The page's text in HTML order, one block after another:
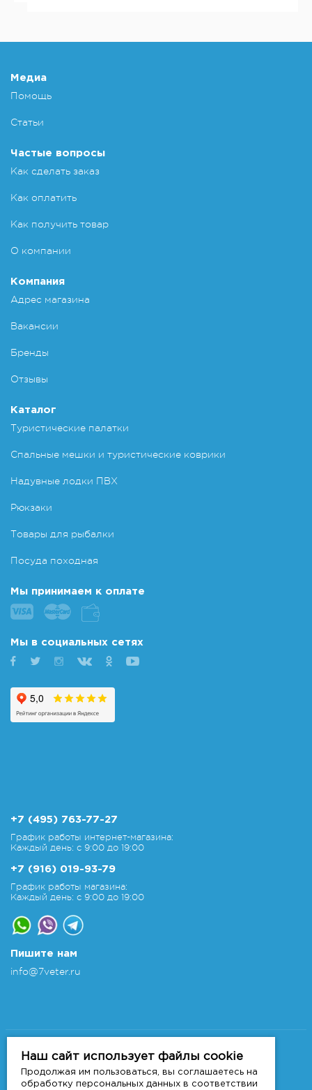
Медиа
Помощь
Статьи
Частые вопросы
Как сделать заказ
Как оплатить
Как получить товар
О компании
Компания
Адрес магазина
Вакансии
Бренды
Отзывы
Каталог
Туристические палатки
Спальные мешки и туристические коврики
Надувные лодки ПВХ
Рюкзаки
Товары для рыбалки
Посуда походная
Мы принимаем к оплате
Мы в социальных сетях
+7 (495) 763-77-27
График работы интернет-магазина:
Каждый день: с 9:00 до 19:00
+7 (916) 019-93-79
График работы магазина:
Каждый день: с 9:00 до 19:00
Пишите нам
info@7veter.ru
Интернет-магазин "На Семи Ветрах". Все права
Информация не является публичной офертой, которая
Наш сайт использует файлы cookie
Продолжая им пользоваться, вы соглашаетесь на
обработку персональных данных в соответствии